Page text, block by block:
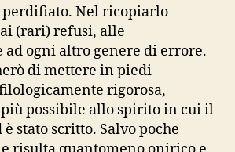
perdifiato. Nel ricopiarlo
(rari) refusi, alle
ad ogni altro genere di errore.
di mettere in piedi
rigorosa,
possibile allo spirito in cui il
stato scritto. Salvo poche